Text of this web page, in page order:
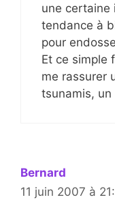
une certaine
tendance à
pour
Et ce simple
me rassurer
tsunamis,
Bernard
11 juin 2007 à